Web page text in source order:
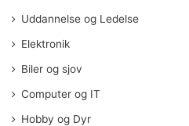
Uddannelse og Ledelse
Elektronik
Biler og sjov
Computer og IT
Hobby og Dyr